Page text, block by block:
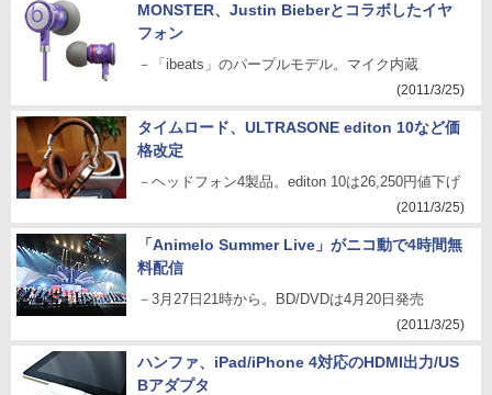
MONSTER、Justin Bieberとコラボしたイヤ
フォン
－「ibeats」のパープルモデル。マイク内蔵
(2011/3/25)
タイムロード、ULTRASONE editon 10など価
格改定
－ヘッドフォン4製品。editon 10は26,250円値下げ
(2011/3/25)
「Animelo Summer Live」がニコ動で4時間無
料配信
－3月27日21時から。BD/DVDは4月20日発売
(2011/3/25)
ハンファ、iPad/iPhone 4対応のHDMI出力/US
Bアダプタ